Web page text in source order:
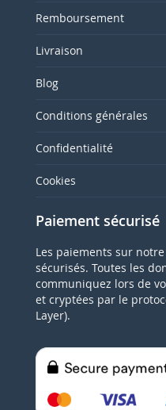
Remboursement
Livraison
Blog
Conditions générales
Confidentialité
Cookies
Paiement sécurisé
Les paiements sur
sécurisés. Toutes les
communiquez lors de
et cryptées par le
Layer).